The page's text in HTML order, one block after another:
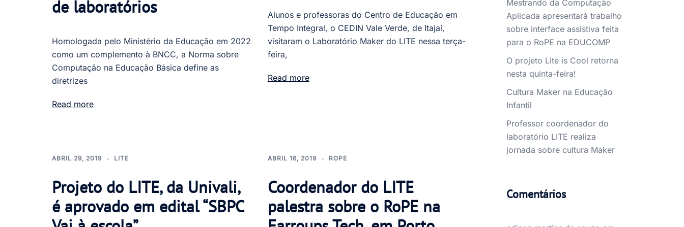
de laboratórios
Homologada pelo Ministério da Educação em 2022
como um complemento à BNCC, a Norma sobre
Computação na Educação Básica define as
diretrizes
Read more
Alunos e professoras do Centro de Educação em
Tempo Integral, o CEDIN Vale Verde, de Itajaí,
visitaram o Laboratório Maker do LITE nessa terça-
feira,
Read more
ABRIL 29, 2019 LITE
Projeto do LITE, da Univali,
é aprovado em edital “SBPC
ABRIL 16, 2019 ROPE
Coordenador do LITE
palestra sobre o RoPE na
Mestrando da Computação
Aplicada apresentará trabalho
sobre interface assistiva feita
para o RoPE na EDUCOMP
O projeto Lite is Cool retorna
nesta quinta-feira!
Cultura Maker na Educação
Infantil
Professor coordenador do
laboratório LITE realiza
jornada sobre cultura Maker
Comentários